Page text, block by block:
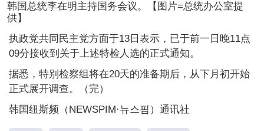
韩国总统李在明主持国务会议。【图片=总统办公室提
供】
执政党共同民主党方面于13日表示，已于前一日晚11点
09分接收到关于上述特检人选的正式通知。
据悉，特别检察组将在20天的准备期后，从下月初开始
正式展开调查。（完）
韩国纽斯频（NEWSPIM·뉴스핌）通讯社